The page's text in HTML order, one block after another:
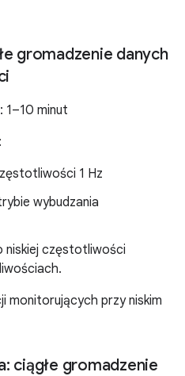
gromadzenie danych
1–10 minut
1 Hz
wybudzania
niskiej częstotliwości
monitorujących przy niskim
ciągłe gromadzenie